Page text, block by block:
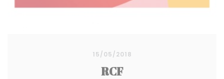
15/05/2018
RCF